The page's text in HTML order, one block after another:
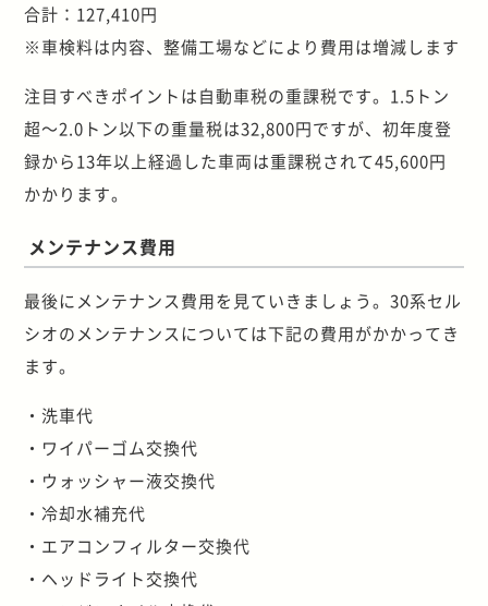
合計：127,410円
※車検料は内容、整備工場などにより費用は増減します
注目すべきポイントは自動車税の重課税です。1.5トン
超～2.0トン以下の重量税は32,800円ですが、初年度登
録から13年以上経過した車両は重課税されて45,600円
かかります。
メンテナンス費用
最後にメンテナンス費用を見ていきましょう。30系セル
シオのメンテナンスについては下記の費用がかかってき
ます。
・洗車代
・ワイパーゴム交換代
・ウォッシャー液交換代
・冷却水補充代
・エアコンフィルター交換代
・ヘッドライト交換代